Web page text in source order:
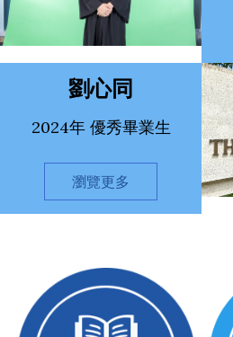
劉心同
2024年 優秀畢業生
瀏覽更多